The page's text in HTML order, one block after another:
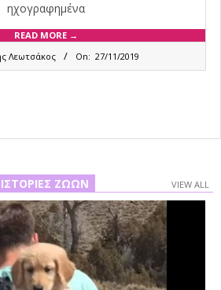
ηχογραφημένα
READ MORE →
Λεωτσάκος On: 27/11/2019
ΙΣΤΟΡΊΕΣ ΖΏΩΝ VIEW ALL